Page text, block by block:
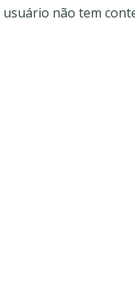
usuário não tem